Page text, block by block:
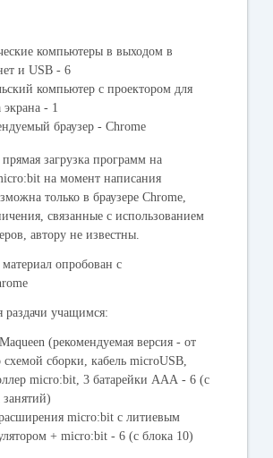
компьютеры в выходом в
и USB - 6
компьютер с проектором для
экрана - 1
браузер - Chrome
прямая загрузка программ на
на момент написания
только в браузере Chrome,
связанные с использованием
автору не известны.
материал опробован с
раздачи учащимся:
(рекомендуемая версия - от
схемой сборки, кабель microUSB,
micro:bit, 3 батарейки ААА - 6 (с
занятий)
micro:bit с литиевым
+ micro:bit - 6 (с блока 10)